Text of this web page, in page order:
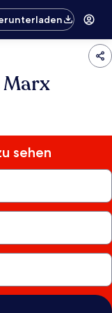
Marx
sehen